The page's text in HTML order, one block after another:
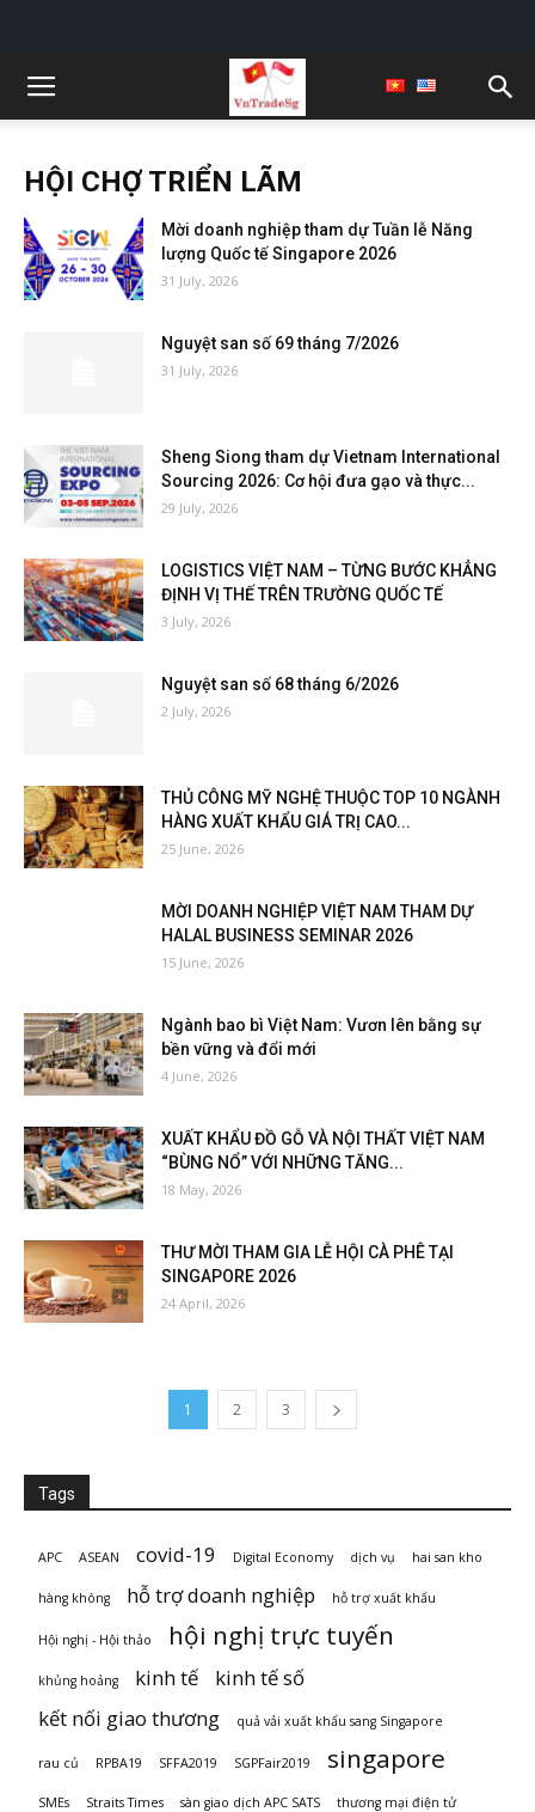
HỘI CHỢ TRIỂN LÃM
Mời doanh nghiệp tham dự Tuần lễ Năng
lượng Quốc tế Singapore 2026
31 July, 2026
Nguyệt san số 69 tháng 7/2026
31 July, 2026
Sheng Siong tham dự Vietnam International
Sourcing 2026: Cơ hội đưa gạo và thực...
29 July, 2026
LOGISTICS VIỆT NAM – TỪNG BƯỚC KHẲNG
ĐỊNH VỊ THẾ TRÊN TRƯỜNG QUỐC TẾ
3 July, 2026
Nguyệt san số 68 tháng 6/2026
2 July, 2026
THỦ CÔNG MỸ NGHỆ THUỘC TOP 10 NGÀNH
HÀNG XUẤT KHẨU GIÁ TRỊ CAO...
25 June, 2026
MỜI DOANH NGHIỆP VIỆT NAM THAM DỰ
HALAL BUSINESS SEMINAR 2026
15 June, 2026
Ngành bao bì Việt Nam: Vươn lên bằng sự
bền vững và đổi mới
4 June, 2026
XUẤT KHẨU ĐỒ GỖ VÀ NỘI THẤT VIỆT NAM
“BÙNG NỔ” VỚI NHỮNG TĂNG...
18 May, 2026
THƯ MỜI THAM GIA LỄ HỘI CÀ PHÊ TẠI
SINGAPORE 2026
24 April, 2026
1 2 3
Tags
APC ASEAN covid-19 Digital Economy dịch vụ hai san kho
hàng không hỗ trợ doanh nghiệp hỗ trợ xuất khẩu
Hội nghị - Hội thảo hội nghị trực tuyến
khủng hoảng kinh tế
kinh tế số
kết nối giao thương
quả vải xuất khẩu sang Singapore
rau củ RPBA19 SFFA2019 SGPFair2019 singapore
SMEs Straits Times sàn giao dịch APC SATS thương mại điện tử